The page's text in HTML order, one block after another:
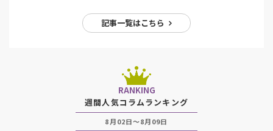
記事一覧はこちら
RANKING
週間人気コラムランキング
8月02日～8月09日